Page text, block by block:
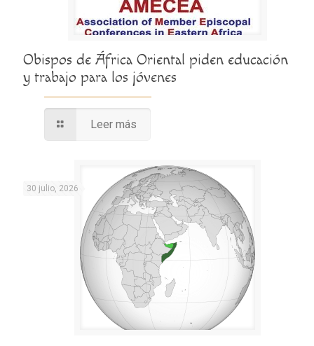
Obispos de África Oriental piden educación
y trabajo para los jóvenes
Leer más
30 julio, 2026